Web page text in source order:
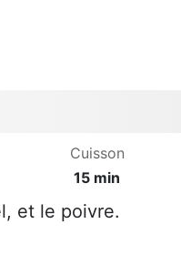
Cuisson
15 min
et le poivre.